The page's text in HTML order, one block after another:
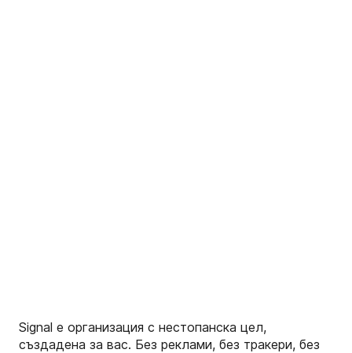
Signal е организация с нестопанска цел,
създадена за вас. Без реклами, без тракери, без